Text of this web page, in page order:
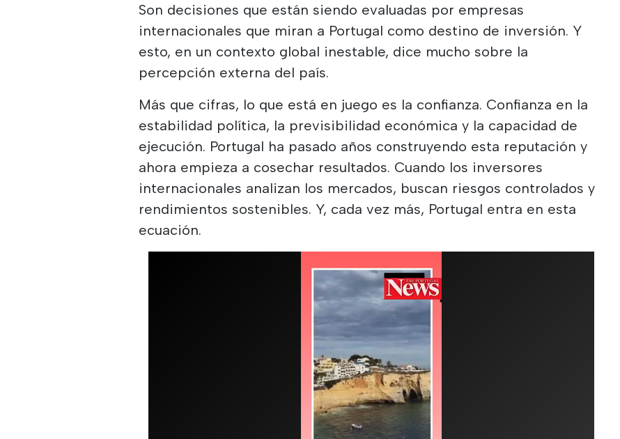
Son decisiones que están siendo evaluadas por empresas
internacionales que miran a Portugal como destino de inversión. Y
esto, en un contexto global inestable, dice mucho sobre la
percepción externa del país.
Más que cifras, lo que está en juego es la confianza. Confianza en la
estabilidad política, la previsibilidad económica y la capacidad de
ejecución. Portugal ha pasado años construyendo esta reputación y
ahora empieza a cosechar resultados. Cuando los inversores
internacionales analizan los mercados, buscan riesgos controlados y
rendimientos sostenibles. Y, cada vez más, Portugal entra en esta
ecuación.